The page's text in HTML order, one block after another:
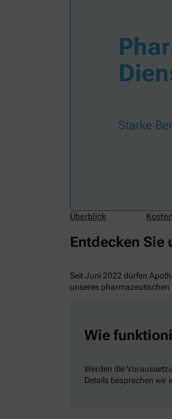
Starke
Überblick
Entdecken
Seit Juni 2022 dürfen
unseres
Wie
Werden die
Details besprechen wir